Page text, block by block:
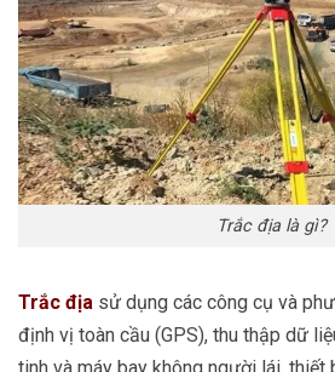
Trắc địa là gì?
Trắc địa sử dụng các công cụ và
định vị toàn cầu (GPS), thu thập dữ